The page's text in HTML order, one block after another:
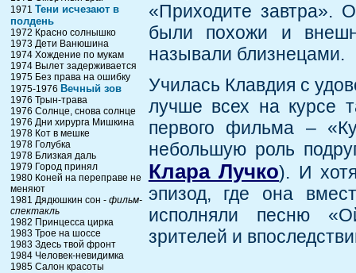
1971 Тени исчезают в
полдень
1972 Красно солнышко
1973 Дети Ванюшина
1974 Хождение по мукам
1974 Вылет задерживается
1975 Без права на ошибку
1975-1976 Вечный зов
1976 Трын-трава
1976 Солнце, снова солнце
1976 Дни хирурга Мишкина
1978 Кот в мешке
1978 Голубка
1978 Близкая даль
1979 Город принял
1980 Коней на переправе не
меняют
1981 Дядюшкин сон - фильм-
спектакль
1982 Принцесса цирка
1983 Трое на шоссе
1983 Здесь твой фронт
1984 Человек-невидимка
1985 Салон красоты
«Приходите завтра».
были похожи и
называли близнецами.
Училась Клавдия с
лучше всех на курсе
первого фильма –
небольшую роль
Клара Лучко). И
эпизод, где она
исполняли песню
зрителей и